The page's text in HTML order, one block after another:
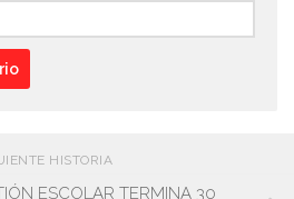
HISTORIA
ESCOLAR TERMINA 30